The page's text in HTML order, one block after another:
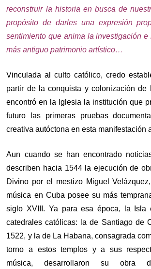
reconstruir la historia en busca de
propósito de darles una expresión
sentimiento que anima la investigación e
más antiguo patrimonio artístico…
Vinculada al culto católico, credo
partir de la conquista y colonización de
encontró en la Iglesia la institución que
futuro las primeras pruebas
creativa autóctona en esta manifestación
Aun cuando se han encontrado
describen hacia 1544 la ejecución de
Divino por el mestizo Miguel
música en Cuba posee su más
siglo XVIII. Ya para esa época, la Isla
catedrales católicas: la de Santiago de
1522, y la de La Habana, consagrada
torno a estos templos y a sus
música, desarrollaron su obra